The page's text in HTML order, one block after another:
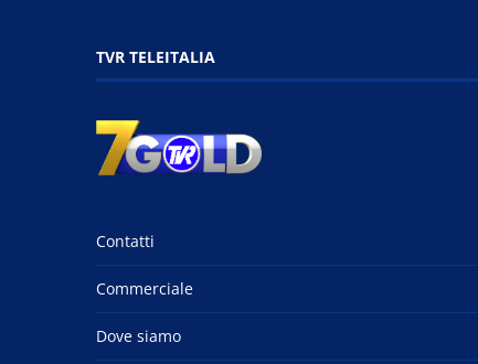
TVR TELEITALIA
Contatti
Commerciale
Dove siamo